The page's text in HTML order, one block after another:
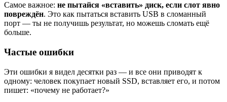
Самое важное: не пытайся «вставить» диск, если слот явно
повреждён. Это как пытаться вставить USB в сломанный
порт — ты не получишь результат, но можешь сломать ещё
больше.
Частые ошибки
Эти ошибки я видел десятки раз — и все они приводят к
одному: человек покупает новый SSD, вставляет его, и потом
пишет: «почему не работает?»